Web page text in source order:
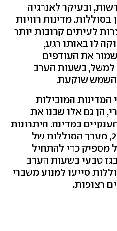
ובעיקר לאנרגיה
בסוללות. מדינות רוויות
לעיתים קרובות יותר
לו באותו רגע,
את העודפים
למשל, בשעות הערב
שוקעת.
המדינות המובילות
הן גם אלו שבנו את
במדינה. היתרונות
כבר ניכרים: באביב 2024, מערך הסוללות של
מספיק כדי להתחיל
טבעי בשעות הערב
סייעו למנוע משברי
רצופות.